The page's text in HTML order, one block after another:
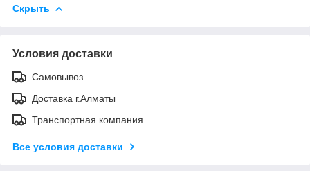
Скрыть
Условия доставки
Самовывоз
Доставка г.Алматы
Транспортная компания
Все условия доставки